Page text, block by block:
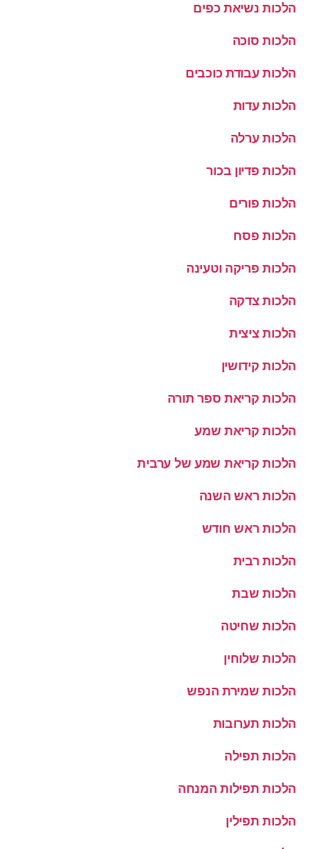
הלכות נשיאת כפים
הלכות סוכה
הלכות עבודת כוכבים
הלכות עדות
הלכות ערלה
הלכות פדיון בכור
הלכות פורים
הלכות פסח
הלכות פריקה וטעינה
הלכות צדקה
הלכות ציצית
הלכות קידושין
הלכות קריאת ספר תורה
הלכות קריאת שמע
הלכות קריאת שמע של ערבית
הלכות ראש השנה
הלכות ראש חודש
הלכות רבית
הלכות שבת
הלכות שחיטה
הלכות שלוחין
הלכות שמירת הנפש
הלכות תערובות
הלכות תפילה
הלכות תפילות המנחה
הלכות תפילין